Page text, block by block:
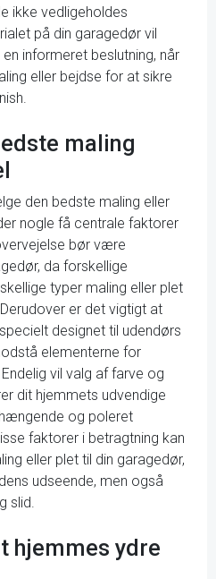
ikke vedligeholdes
på din garagedør vil
informeret beslutning, når
eller bejdse for at sikre
maling
den bedste maling eller
nogle få centrale faktorer
bør være
da forskellige
typer maling eller plet
er det vigtigt at
designet til udendørs
elementerne for
vil valg af farve og
dit hjemmets udvendige
og poleret
faktorer i betragtning kan
eller plet til din garagedør,
udseende, men også
slid.
hjemmes ydre